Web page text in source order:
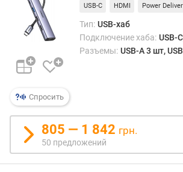
Спросить
USB-C HDMI Power
Тип: USB-хаб
Подключение хаба: USB-
Разъемы: USB-A 3 шт,
805 — 1 842 грн.
50 предложений